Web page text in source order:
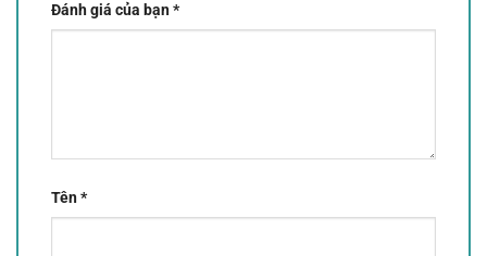
Đánh giá của bạn*
Tên*